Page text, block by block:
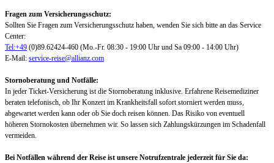
Fragen zum Versicherungsschutz:
Sollten Sie Fragen zum Versicherungsschutz haben, wenden Sie sich bitte an das Service
Center:
Tel:+49 (0)89.62424-460 (Mo.-Fr. 08:30 - 19:00 Uhr und Sa 09:00 - 14:00 Uhr)
E-Mail: service-reise@allianz.com
Stornoberatung und Notfälle:
In jeder Ticket-Versicherung ist die Stornoberatung inklusive. Erfahrene Reisemediziner
beraten telefonisch, ob Ihr Konzert im Krankheitsfall sofort storniert werden muss,
abgewartet werden kann oder ob Sie doch reisen können. Das Risiko von eventuell
höheren Stornokosten übernehmen wir. So lassen sich Zahlungskürzungen im Schadenfall
vermeiden.
Bei Notfällen während der Reise ist unsere Notrufzentrale jederzeit für Sie da: